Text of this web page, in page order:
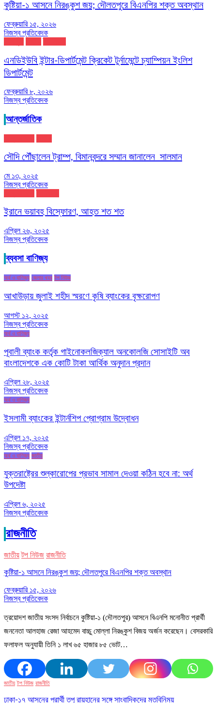
কুষ্টিয়া-১ আসনে নিরঙ্কুশ জয়; দৌলতপুরে বিএনপির শক্ত অবস্থান
ফেব্রুয়ারি ১৫, ২০২৬
নিজস্ব প্রতিবেদক
এনডিইউবি ইন্টার-ডিপার্টমেন্ট ক্রিকেট টুর্নামেন্টে চ্যাম্পিয়ন ইংলিশ
ডিপার্টমেন্ট
ফেব্রুয়ারি ৮, ২০২৬
নিজস্ব প্রতিবেদক
আন্তর্জাতিক
সৌদি পৌঁছালেন ট্রাম্প, বিমানবন্দরে সম্মান জানালেন সালমান
মে ১৩, ২০২৫
নিজস্ব প্রতিবেদক
ইরানে ভয়াবহ বিস্ফোরণ, আহত শত শত
এপ্রিল ২৬, ২০২৫
নিজস্ব প্রতিবেদক
ব্যবসা বাণিজ্য
অর্থ ও বাণিজ্য জেলার খবর টপ নিউজ
আখাউড়ায় জুলাই শহীদ স্মরণে কৃষি ব্যাংকের বৃক্ষরোপণ
আগস্ট ১২, ২০২৫
নিজস্ব প্রতিবেদক
অর্থ ও বাণিজ্য
পূবালী ব্যাংক কর্তৃক গাইনোকলজিক্যাল অনকোলজি সোসাইটি অব
বাংলাদেশকে এক কোটি টাকা আর্থিক অনুদান প্রদান
এপ্রিল ২৮, ২০২৫
নিজস্ব প্রতিবেদক
অর্থ ও বাণিজ্য
ইসলামী ব্যাংকের ইন্টার্নশিপ প্রোগ্রাম উদ্বোধন
এপ্রিল ১৭, ২০২৫
নিজস্ব প্রতিবেদক
অর্থ ও বাণিজ্য জাতীয়
যুক্তরাষ্ট্রের শুল্কারোপের প্রভাব সামাল দেওয়া কঠিন হবে না: অর্থ
উপদেষ্টা
এপ্রিল ৬, ২০২৫
নিজস্ব প্রতিবেদক
রাজনীতি
জাতীয় টপ নিউজ রাজনীতি
কুষ্টিয়া-১ আসনে নিরঙ্কুশ জয়; দৌলতপুরে বিএনপির শক্ত অবস্থান
ফেব্রুয়ারি ১৫, ২০২৬
নিজস্ব প্রতিবেদক
ত্রয়োদশ জাতীয় সংসদ নির্বাচনে কুষ্টিয়া-১ (দৌলতপুর) আসনে বিএনপি মনোনীত প্রার্থী
জননেতা আলহাজ রেজা আহমেদ বাচ্চু মোল্লা নিরঙ্কুশ বিজয় অর্জন করেছেন। বেসরকারি
ফলাফল অনুযায়ী তিনি ১ লাখ ৬৫ হাজার ৮৫ ভোট…
জাতীয় টপ নিউজ রাজনীতি
ঢাকা-১৭ আসনের প্রার্থী তপু রায়হানের সঙ্গে সাংবাদিকদের মতবিনিময়